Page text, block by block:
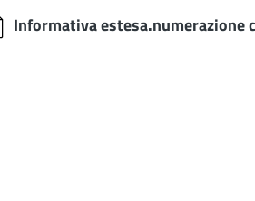
Informativa estesa.numerazione